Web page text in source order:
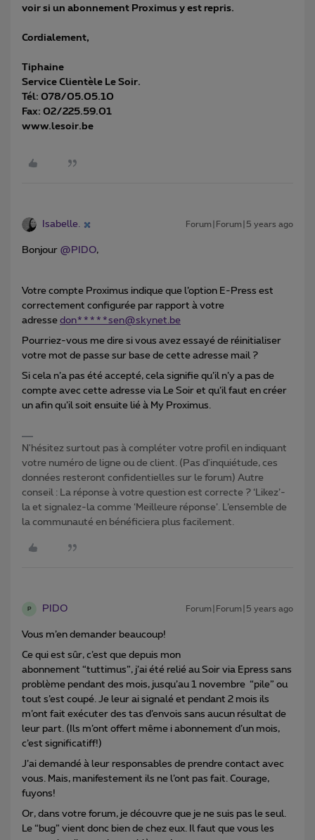
voir si un abonnement Proximus y est repris.
Cordialement,
Tiphaine
Service Clientèle Le Soir.
Tél: 078/05.05.10
Fax: 02/225.59.01
www.lesoir.be
Isabelle. Forum|Forum|5 years ago
Bonjour @PIDO,
Votre compte Proximus indique que l’option E-Press est
correctement configurée par rapport à votre
adresse don*****sen@skynet.be
Pourriez-vous me dire si vous avez essayé de réinitialiser
votre mot de passe sur base de cette adresse mail ?
Si cela n’a pas été accepté, cela signifie qu’il n’y a pas de
compte avec cette adresse via Le Soir et qu’il faut en créer
un afin qu’il soit ensuite lié à My Proximus.
N'hésitez surtout pas à compléter votre profil en indiquant
votre numéro de ligne ou de client. (Pas d'inquiétude, ces
données resteront confidentielles sur le forum) Autre
conseil : La réponse à votre question est correcte ? ‘Likez’-
la et signalez-la comme ‘Meilleure réponse’. L’ensemble de
la communauté en bénéficiera plus facilement.
P PIDO Forum|Forum|5 years ago
Vous m’en demander beaucoup!
Ce qui est sûr, c’est que depuis mon
abonnement “tuttimus”, j’ai été relié au Soir via Epress sans
problème pendant des mois, jusqu’au 1 novembre “pile” ou
tout s’est coupé. Je leur ai signalé et pendant 2 mois ils
m’ont fait exécuter des tas d’envois sans aucun résultat de
leur part. (Ils m’ont offert même i abonnement d’un mois,
c’est significatiff!)
J’ai demandé à leur responsables de prendre contact avec
vous. Mais, manifestement ils ne l’ont pas fait. Courage,
fuyons!
Or, dans votre forum, je découvre que je ne suis pas le seul.
Le “bug” vient donc bien de chez eux. Il faut que vous les